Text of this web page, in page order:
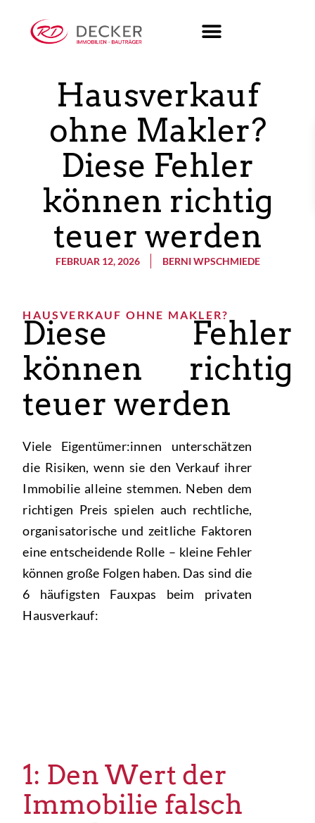
Hausverkauf
ohne Makler?
Diese Fehler
können richtig
teuer werden
FEBRUAR 12, 2026 BERNI WPSCHMIEDE
HAUSVERKAUF OHNE MAKLER?
Diese Fehler
können richtig
teuer werden
Viele Eigentümer:innen unterschätzen
die Risiken, wenn sie den Verkauf ihrer
Immobilie alleine stemmen. Neben dem
richtigen Preis spielen auch rechtliche,
organisatorische und zeitliche Faktoren
eine entscheidende Rolle – kleine Fehler
können große Folgen haben. Das sind die
6 häufigsten Fauxpas beim privaten
Hausverkauf:
1: Den Wert der
Immobilie falsch